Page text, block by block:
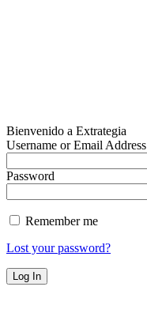
Bienvenido a Extrategia
Username or Email Address
Password
Remember me
Lost your password?